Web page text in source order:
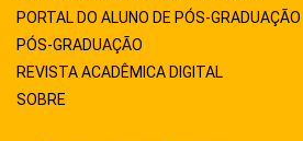
PORTAL DO ALUNO DE PÓS-GRADUAÇÃO
PÓS-GRADUAÇÃO
REVISTA ACADÊMICA DIGITAL
SOBRE